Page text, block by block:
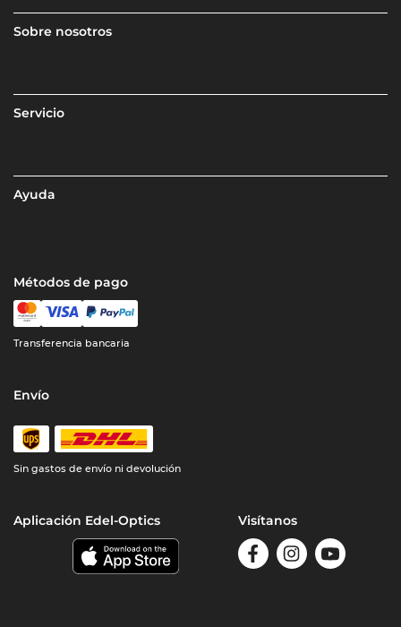
Sobre nosotros
Servicio
Ayuda
Métodos de pago
Transferencia bancaria
Envío
Sin gastos de envío ni devolución
Aplicación Edel-Optics Visítanos